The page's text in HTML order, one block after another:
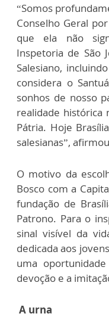
“Somos
Conselho Geral
que ela não
Inspetoria de São
Salesiano,
considera o
sonhos de nosso
realidade histórica
Pátria. Hoje
salesianas”,
O motivo da
Bosco com a
fundação de
Patrono. Para o
sinal visível da
dedicada aos
uma
devoção e a
A urna